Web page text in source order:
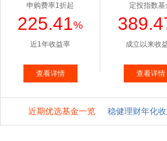
申购费率1折起
225.41%
近1年收益率
查看详情
定投指数基
成立以来收
查看详情
近期优选基金一览 稳健理财年化